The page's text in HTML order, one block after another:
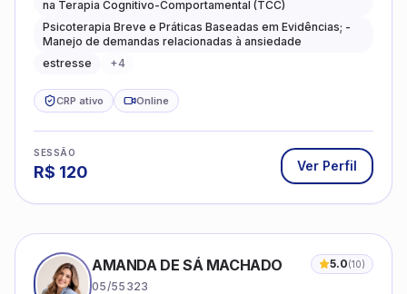
na Terapia Cognitivo-Comportamental (TCC)
Psicoterapia Breve e Práticas Baseadas em Evidências; -
Manejo de demandas relacionadas à ansiedade
estresse
+4
CRP ativo Online
SESSÃO
R$ 120 Ver Perfil
AMANDA DE SÁ MACHADO 5.0(10)
05/55323